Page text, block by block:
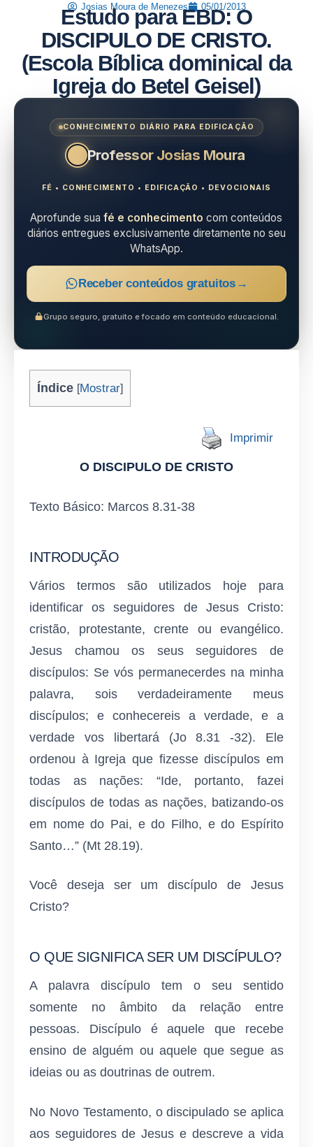
Josias Moura de Menezes 05/01/2013
Estudo para EBD: O
DISCIPULO DE CRISTO.
(Escola Bíblica dominical da
Igreja do Betel Geisel)
CONHECIMENTO DIÁRIO PARA EDIFICAÇÃO
Professor Josias Moura
FÉ • CONHECIMENTO • EDIFICAÇÃO • DEVOCIONAIS
Aprofunde suafé e conhecimento com conteúdos
diários entregues exclusivamente diretamente no seu
WhatsApp.
Receber conteúdos gratuitos →
Grupo seguro, gratuito e focado em conteúdo educacional.
Índice [Mostrar]
Imprimir
O DISCIPULO DE CRISTO
Texto Básico: Marcos 8.31-38
INTRODUÇÃO
Vários termos são utilizados hoje para
identificar os seguidores de Jesus Cristo:
cristão, protestante, crente ou evangélico.
Jesus chamou os seus seguidores de
discípulos: Se vós permanecerdes na minha
palavra, sois verdadeiramente meus
discípulos; e conhecereis a verdade, e a
verdade vos libertará (Jo 8.31 -32). Ele
ordenou à Igreja que fizesse discípulos em
todas as nações: “Ide, portanto, fazei
discípulos de todas as nações, batizando-os
em nome do Pai, e do Filho, e do Espírito
Santo…” (Mt 28.19).
Você deseja ser um discípulo de Jesus
Cristo?
O QUE SIGNIFICA SER UM DISCÍPULO?
A palavra discípulo tem o seu sentido
somente no âmbito da relação entre
pessoas. Discípulo é aquele que recebe
ensino de alguém ou aquele que segue as
ideias ou as doutrinas de outrem.
No Novo Testamento, o discipulado se aplica
aos seguidores de Jesus e descreve a vida